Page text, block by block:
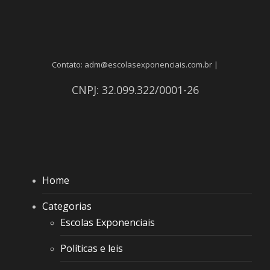
Contato: adm@escolasexponenciais.com.br |
CNPJ: 32.099.322/0001-26
Home
Categorias
Escolas Exponenciais
Políticas e leis